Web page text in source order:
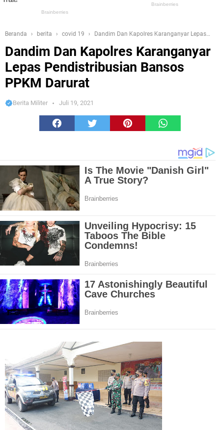
Beranda berita covid 19
Dandim Dan Kapolres Karanganyar Lepas
Dandim Dan Kapolres Karanganyar
Lepas Pendistribusian Bansos
PPKM Darurat
Berita Militer Juli 19, 2021